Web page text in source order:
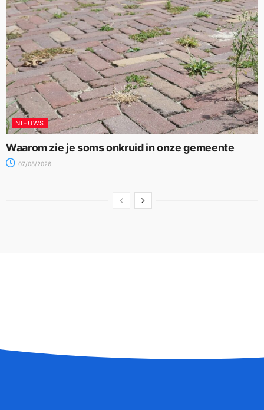
NIEUWS
Waarom zie je soms onkruid in onze gemeente
07/08/2026